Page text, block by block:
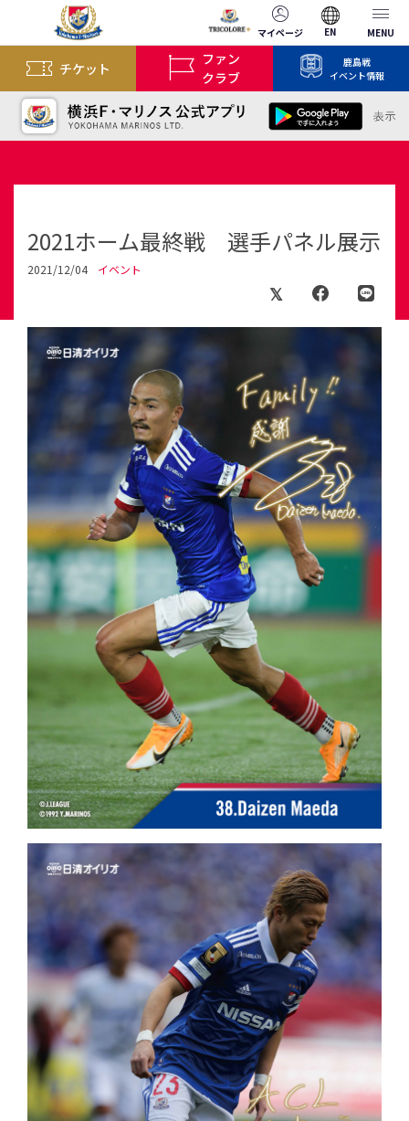
マイページ EN MENU
チケット
ファン
クラブ
鹿島戦
イベント情報
2021ホーム最終戦 選手パネル展示
2021/12/04 イベント